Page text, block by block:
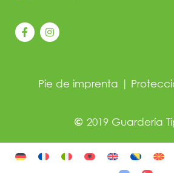
Pie de imprenta |
2019 Guardería